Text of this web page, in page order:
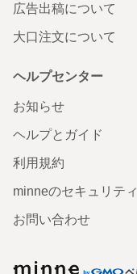
広告出稿について
大口注文について
ヘルプセンター
お知らせ
ヘルプとガイド
利用規約
minneのセキュリティ
お問い合わせ